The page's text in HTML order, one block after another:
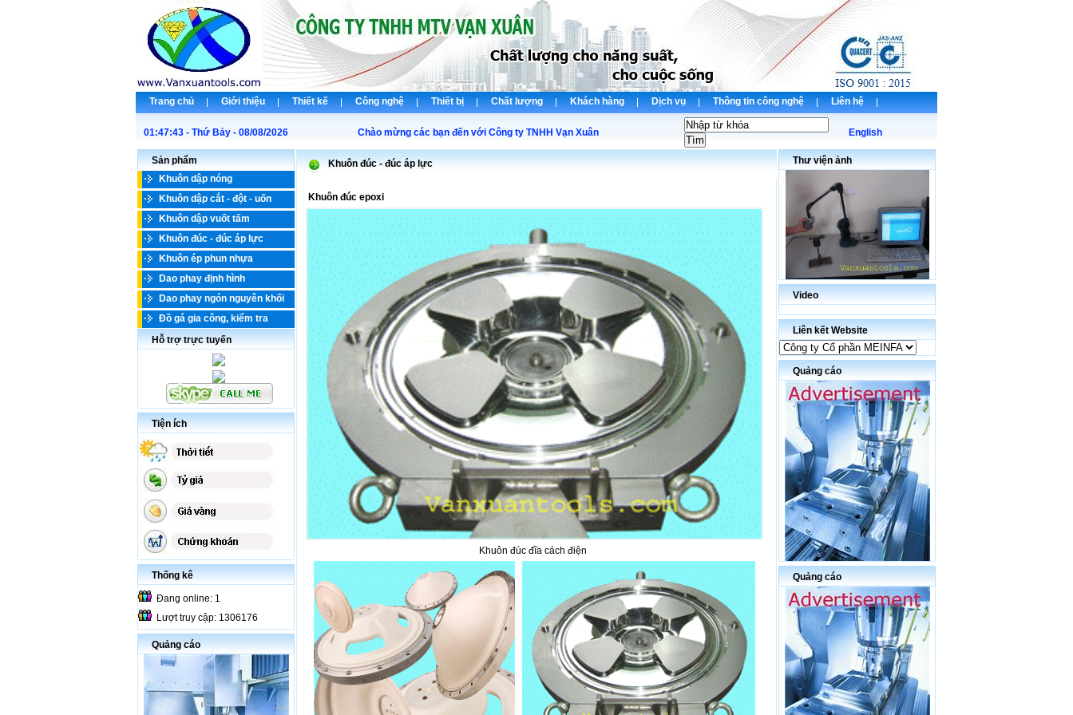
Trang chủ Giới thiệu Thiết kế Công nghệ Thiết bị Chất lượng Khách hàng Dịch vụ Thông tin công nghệ Liên hệ
01:47:43 - Thứ Bảy - 08/08/2026 Chào mừng các bạn đến với Công ty TNHH Vạn Xuân English
Sản phẩm
Khuôn dập nóng
Khuôn dập cắt - đột - uốn
Khuôn dập vuốt tấm
Khuôn đúc - đúc áp lực
Khuôn ép phun nhựa
Dao phay định hình
Dao phay ngón nguyên khối
Đồ gá gia công, kiểm tra
Hỗ trợ trực tuyến
Tiện ích
Thống kê
Đang online: 1
Lượt truy cập: 1306176
Quảng cáo
Khuôn đúc - đúc áp lực
Khuôn đúc epoxi
Khuôn đúc đĩa cách điện
Thư viện ảnh
Video
Liên kết Website
Quảng cáo
Quảng cáo